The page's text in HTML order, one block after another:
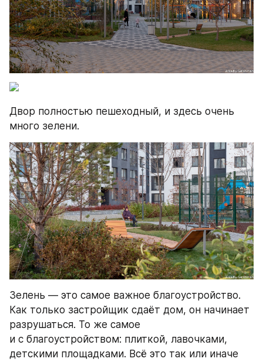
Двор полностью пешеходный, и здесь очень
много зелени.
Зелень — это самое важное благоустройство.
Как только застройщик сдаёт дом, он начинает
разрушаться. То же самое
и с благоустройством: плиткой, лавочками,
детскими площадками. Всё это так или иначе